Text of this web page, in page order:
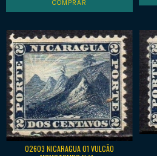
02603 NICARAGUA 01 VULCÃO